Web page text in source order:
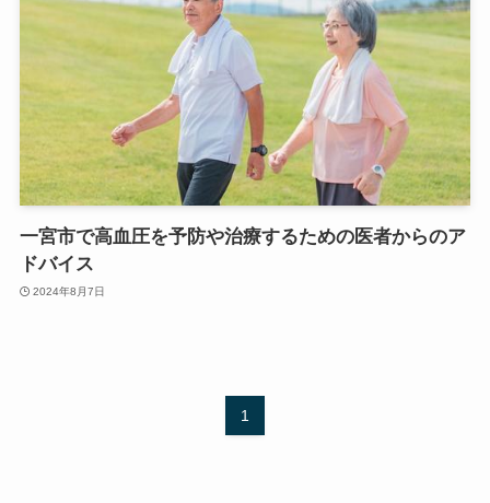
一宮市で高血圧を予防や治療するための医者からのア
ドバイス
2024年8月7日
1